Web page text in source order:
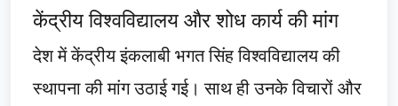
केंद्रीय विश्वविद्यालय और शोध कार्य की मांग
देश में केंद्रीय इंकलाबी भगत सिंह विश्वविद्यालय की
स्थापना की मांग उठाई गई। साथ ही उनके विचारों और